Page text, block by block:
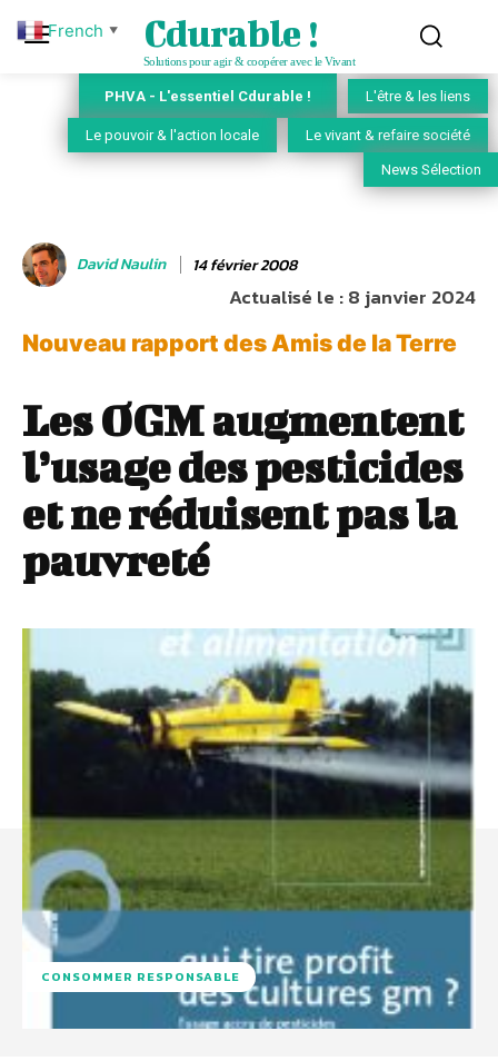
Cdurable !
Solutions pour agir & coopérer avec le Vivant
PHVA - L'essentiel Cdurable ! L'être & les liens
Le pouvoir & l'action locale Le vivant & refaire société
News Sélection
David Naulin 14 février 2008
Actualisé le :8 janvier 2024
Nouveau rapport des Amis de la Terre
Les OGM augmentent
l’usage des pesticides
et ne réduisent pas la
pauvreté
CONSOMMER RESPONSABLE
French ▼